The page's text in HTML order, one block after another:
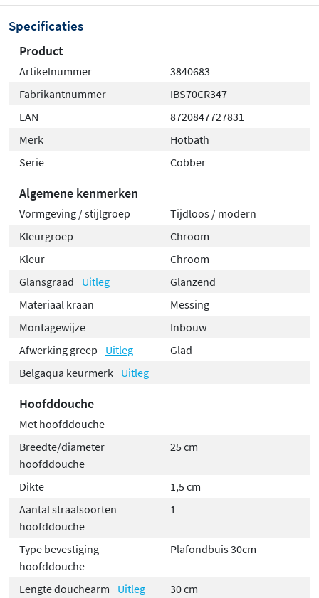
Specificaties
Product
Artikelnummer
3840683
Fabrikantnummer
IBS70CR347
EAN
8720847727831
Merk
Hotbath
Serie
Cobber
Algemene kenmerken
Vormgeving / stijlgroep
Tijdloos / modern
Kleurgroep
Chroom
Kleur
Chroom
Glansgraad
Uitleg
Glanzend
Materiaal kraan
Messing
Montagewijze
Inbouw
Afwerking greep
Uitleg
Glad
Belgaqua keurmerk
Uitleg
Hoofddouche
Met hoofddouche
Breedte/diameter
hoofddouche
25 cm
Dikte
1,5 cm
Aantal straalsoorten
hoofddouche
1
Type bevestiging
hoofddouche
Plafondbuis 30cm
Lengte douchearm Uitleg 30 cm